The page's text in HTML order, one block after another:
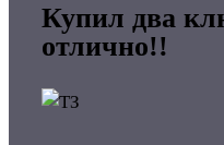
Купил два
отлично!!